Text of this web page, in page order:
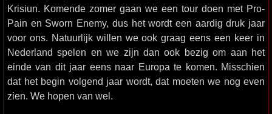
Krisiun. Komende zomer gaan we een tour doen met Pro-
Pain en Sworn Enemy, dus het wordt een aardig druk jaar
voor ons. Natuurlijk willen we ook graag eens een keer in
Nederland spelen en we zijn dan ook bezig om aan het
einde van dit jaar eens naar Europa te komen. Misschien
dat het begin volgend jaar wordt, dat moeten we nog even
zien. We hopen van wel.